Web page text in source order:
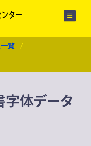
覧
字体データ